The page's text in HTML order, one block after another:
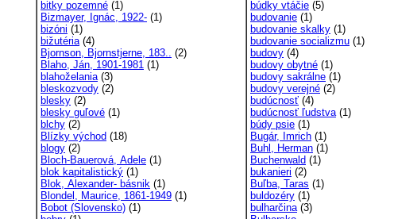
bitky pozemné (1)
Bizmayer, Ignác, 1922- (1)
bizóni (1)
bižutéria(4)
Bjornson, Bjornstjerne, 183.. (2)
Blaho, Ján, 1901-1981 (1)
blahoželania(3)
bleskozvody (2)
blesky (2)
blesky guľové (1)
blchy (2)
Blízky východ (18)
blogy (2)
Bloch-Bauerová, Adele (1)
blok kapitalistický (1)
Blok, Alexander- básnik (1)
Blondel, Maurice, 1861-1949 (1)
Bobot (Slovensko) (1)
búdky vtáčie (5)
budovanie (1)
budovanie skalky (1)
budovanie socializmu (1)
budovy (4)
budovy obytné (1)
budovy sakrálne (1)
budovy verejné (2)
budúcnosť (4)
budúcnosť ľudstva(1)
búdy psie (1)
Bugár, Imrich (1)
Buhl, Herman (1)
Buchenwald (1)
bukanieri (2)
Buľba, Taras (1)
buldozéry (1)
bulharčina(3)